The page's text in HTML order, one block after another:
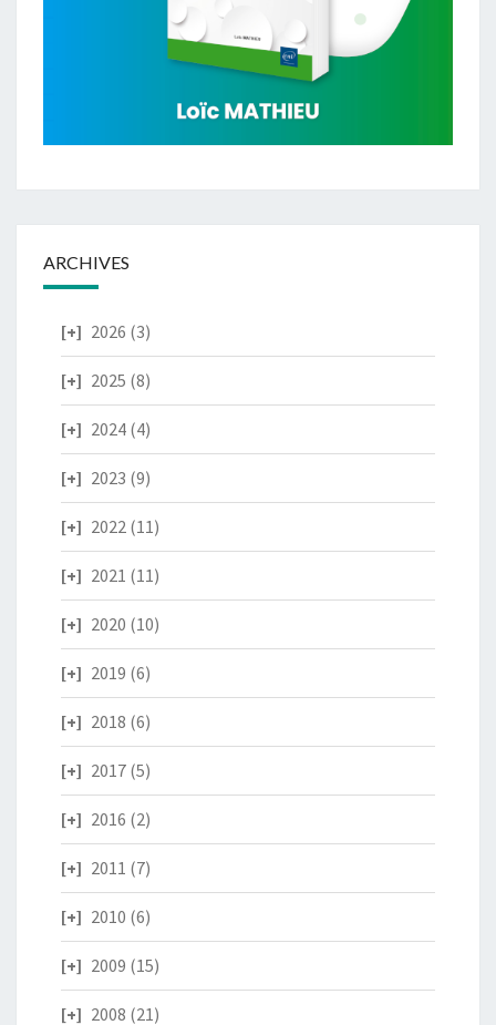
ARCHIVES
2026 (3)
2025 (8)
2024 (4)
2023 (9)
2022 (11)
2021 (11)
2020 (10)
2019 (6)
2018 (6)
2017 (5)
2016 (2)
2011 (7)
2010 (6)
2009 (15)
2008 (21)